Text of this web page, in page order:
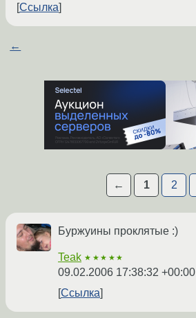
Ссылка
←
← 1 2
Буржуины проклятые :)
Teak ★★★★★
09.02.2006 17:38:32 +00:00
Ссылка